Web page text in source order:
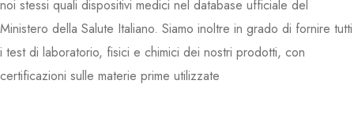
noi stessi quali dispositivi medici nel database ufficiale del
Ministero della Salute Italiano. Siamo inoltre in grado di fornire tutti
i test di laboratorio, fisici e chimici dei nostri prodotti, con
certificazioni sulle materie prime utilizzate